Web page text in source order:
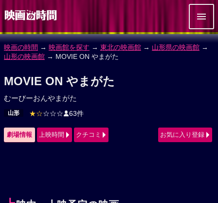
映画の時間 → 映画館を探す → 東北の映画館 → 山形県の映画館 →
山形の映画館 → MOVIE ON やまがた
MOVIE ON やまがた
むーびーおんやまがた
山形 ★☆☆☆☆ 63件
劇場情報 上映時間 クチコミ お気に入り登録